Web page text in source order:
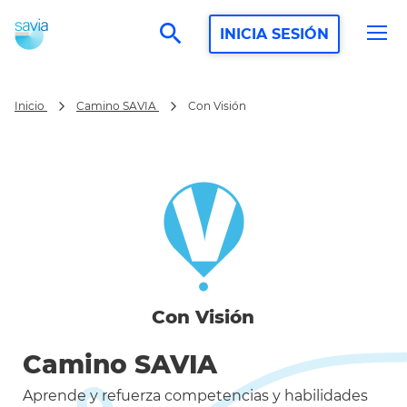
search INICIA SESIÓN
Inicio Camino SAVIA Con Visión
Con Visión
Camino SAVIA
Aprende y refuerza competencias y habilidades